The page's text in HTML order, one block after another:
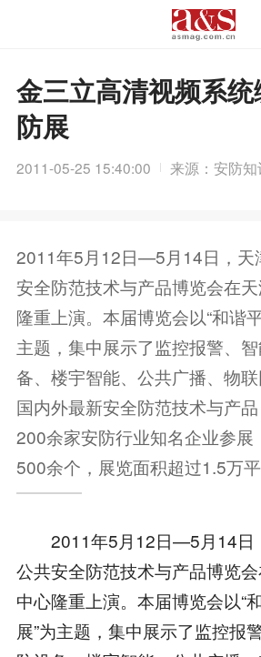
金三立高清视频系
防展
2011-05-25 15:40:00 来源：安防
2011年5月12日—5月14日，天
安全防范技术与产品博览会在
隆重上演。本届博览会以“和谐
主题，集中展示了监控报警、
备、楼宇智能、公共广播、物
国内外最新安全防范技术与产
200余家安防行业知名企业参展
500余个，展览面积超过1.5万平
2011年5月12日—5月14日
公共安全防范技术与产品博览
中心隆重上演。本届博览会以“
展”为主题，集中展示了监控报